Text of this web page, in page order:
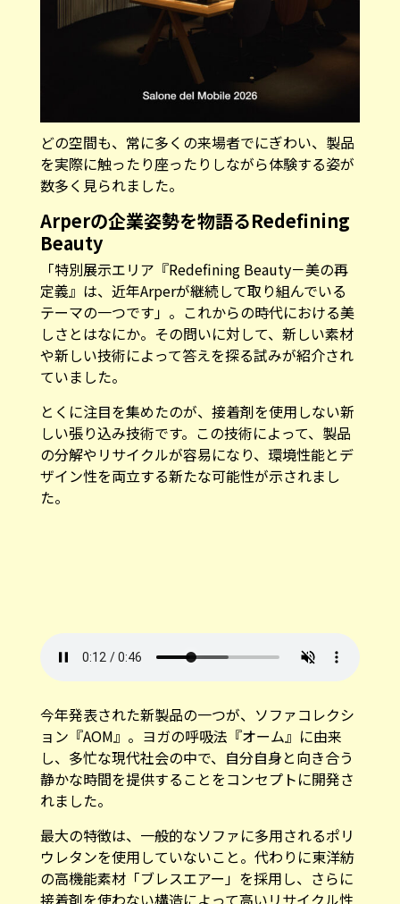
どの空間も、常に多くの来場者でにぎわい、製品
を実際に触ったり座ったりしながら体験する姿が
数多く見られました。
Arperの企業姿勢を物語るRedefining
Beauty
「特別展示エリア『Redefining Beauty－美の再
定義』は、近年Arperが継続して取り組んでいる
テーマの一つです」。これからの時代における美
しさとはなにか。その問いに対して、新しい素材
や新しい技術によって答えを探る試みが紹介され
ていました。
とくに注目を集めたのが、接着剤を使用しない新
しい張り込み技術です。この技術によって、製品
の分解やリサイクルが容易になり、環境性能とデ
ザイン性を両立する新たな可能性が示されまし
た。
今年発表された新製品の一つが、ソファコレクシ
ョン『AOM』。ヨガの呼吸法『オーム』に由来
し、多忙な現代社会の中で、自分自身と向き合う
静かな時間を提供することをコンセプトに開発さ
れました。
最大の特徴は、一般的なソファに多用されるポリ
ウレタンを使用していないこと。代わりに東洋紡
の高機能素材「ブレスエアー」を採用し、さらに